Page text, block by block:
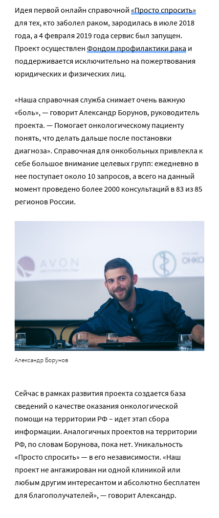
Идея первой онлайн справочной «Просто спросить»
для тех, кто заболел раком, зародилась в июле 2018
года, а 4 февраля 2019 года сервис был запущен.
Проект осуществлен Фондом профилактики рака и
поддерживается исключительно на пожертвования
юридических и физических лиц.
«Наша справочная служба снимает очень важную
«боль», — говорит Александр Борунов, руководитель
проекта. — Помогает онкологическому пациенту
понять, что делать дальше после постановки
диагноза». Справочная для онкобольных привлекла к
себе большое внимание целевых групп: ежедневно в
нее поступает около 10 запросов, а всего на данный
момент проведено более 2000 консультаций в 83 из 85
регионов России.
Александр Борунов
Сейчас в рамках развития проекта создается база
сведений о качестве оказания онкологической
помощи на территории РФ – идет этап сбора
информации. Аналогичных проектов на территории
РФ, по словам Борунова, пока нет. Уникальность
«Просто спросить» — в его независимости. «Наш
проект не ангажирован ни одной клиникой или
любым другим интересантом и абсолютно бесплатен
для благополучателей», — говорит Александр.